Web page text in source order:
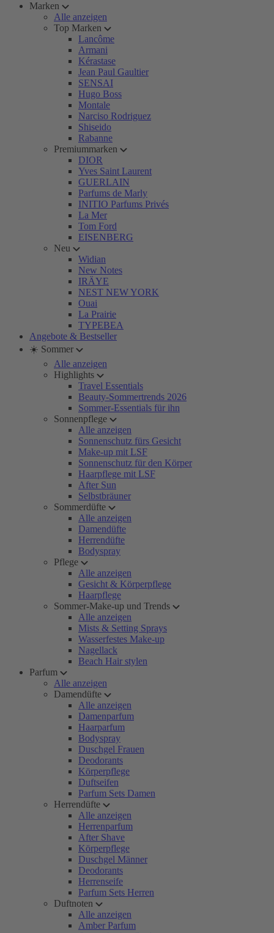
Marken
Alle anzeigen
Top Marken
Lancôme
Armani
Kérastase
Jean Paul Gaultier
SENSAI
Hugo Boss
Montale
Narciso Rodriguez
Shiseido
Rabanne
Premiummarken
DIOR
Yves Saint Laurent
GUERLAIN
Parfums de Marly
INITIO Parfums Privés
La Mer
Tom Ford
EISENBERG
Neu
Widian
New Notes
IRÄYE
NEST NEW YORK
Ouai
La Prairie
TYPEBEA
Angebote & Bestseller
☀️ Sommer
Alle anzeigen
Highlights
Travel Essentials
Beauty-Sommertrends 2026
Sommer-Essentials für ihn
Sonnenpflege
Alle anzeigen
Sonnenschutz fürs Gesicht
Make-up mit LSF
Sonnenschutz für den Körper
Haarpflege mit LSF
After Sun
Selbstbräuner
Sommerdüfte
Alle anzeigen
Damendüfte
Herrendüfte
Bodyspray
Pflege
Alle anzeigen
Gesicht & Körperpflege
Haarpflege
Sommer-Make-up und Trends
Alle anzeigen
Mists & Setting Sprays
Wasserfestes Make-up
Nagellack
Beach Hair stylen
Parfum
Alle anzeigen
Damendüfte
Alle anzeigen
Damenparfum
Haarparfum
Bodyspray
Duschgel Frauen
Deodorants
Körperpflege
Duftseifen
Parfum Sets Damen
Herrendüfte
Alle anzeigen
Herrenparfum
After Shave
Körperpflege
Duschgel Männer
Deodorants
Herrenseife
Parfum Sets Herren
Duftnoten
Alle anzeigen
Amber Parfum